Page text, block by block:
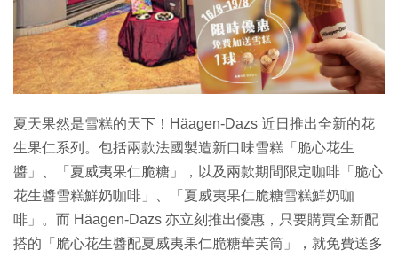
夏天果然是雪糕的天下！Häagen-Dazs 近日推出全新的花
生果仁系列。包括兩款法國製造新口味雪糕「脆心花生
醬」、「夏威夷果仁脆糖」，以及兩款期間限定咖啡「脆心
花生醬雪糕鮮奶咖啡」、「夏威夷果仁脆糖雪糕鮮奶咖
啡」。而 Häagen-Dazs 亦立刻推出優惠，只要購買全新配
搭的「脆心花生醬配夏威夷果仁脆糖華芙筒」，就免費送多